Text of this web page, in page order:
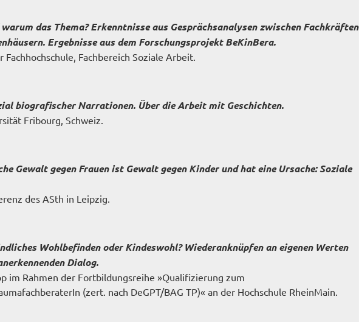
das Thema? Erkenntnisse aus Gesprächsanalysen zwischen Fachkräften
Ergebnisse aus dem Forschungsprojekt BeKinBera.
Fachbereich Soziale Arbeit.
biografischer Narrationen. Über die Arbeit mit Geschichten.
Fribourg, Schweiz.
Gewalt gegen Frauen ist Gewalt gegen Kinder und hat eine Ursache: Soziale
des ASth in Leipzig.
Wohlbefinden oder Kindeswohl? Wiederanknüpfen an eigenen Werten
Dialog.
im Rahmen der Fortbildungsreihe »Qualifizierung zum
(zert. nach DeGPT/BAG TP)« an der Hochschule RheinMain.